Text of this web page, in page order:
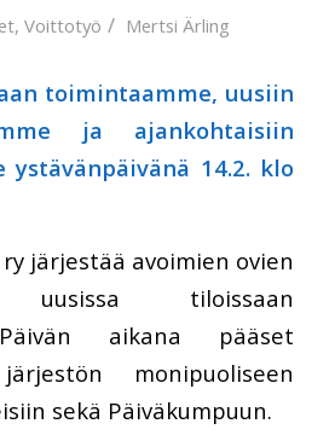
, Voittotyö / Mertsi Ärling
toimintaamme, uusiin
ja ajankohtaisiin
ystävänpäivänä 14.2. klo
järjestää avoimien ovien
uusissa tiloissaan
aikana pääset
monipuoliseen
sekä Päiväkumpuun.